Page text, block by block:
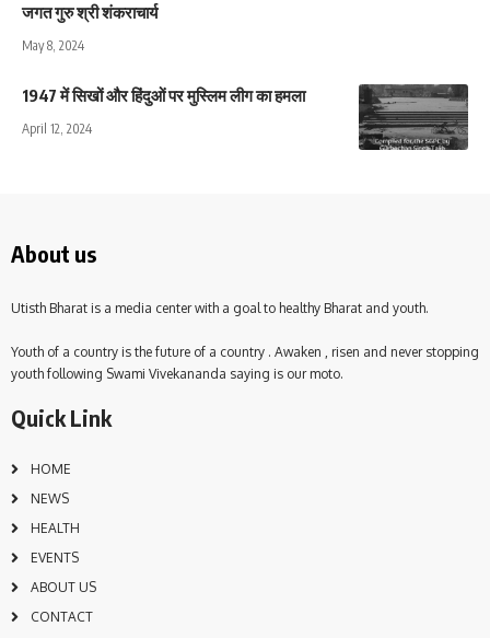
जगत गुरु श्री शंकराचार्य
May 8, 2024
1947 में सिखों और हिंदुओं पर मुस्लिम लीग का हमला
April 12, 2024
About us
Utisth Bharat is a media center with a goal to healthy Bharat and youth.
Youth of a country is the future of a country . Awaken , risen and never stopping
youth following Swami Vivekananda saying is our moto.
Quick Link
HOME
NEWS
HEALTH
EVENTS
ABOUT US
CONTACT